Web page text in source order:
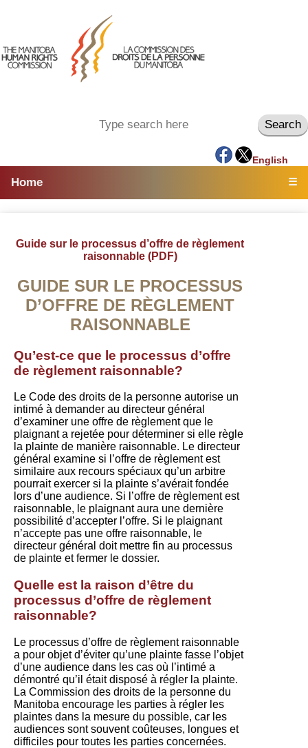
English
Home ☰
Guide sur le processus d’offre de règlement
raisonnable (PDF)
GUIDE SUR LE PROCESSUS
D’OFFRE DE RÈGLEMENT
RAISONNABLE
Qu’est-ce que le processus d’offre
de règlement raisonnable?
Le Code des droits de la personne autorise un
intimé à demander au directeur général
d’examiner une offre de règlement que le
plaignant a rejetée pour déterminer si elle règle
la plainte de manière raisonnable. Le directeur
général examine si l’offre de règlement est
similaire aux recours spéciaux qu’un arbitre
pourrait exercer si la plainte s’avérait fondée
lors d’une audience. Si l’offre de règlement est
raisonnable, le plaignant aura une dernière
possibilité d’accepter l’offre. Si le plaignant
n’accepte pas une offre raisonnable, le
directeur général doit mettre fin au processus
de plainte et fermer le dossier.
Quelle est la raison d’être du
processus d’offre de règlement
raisonnable?
Le processus d’offre de règlement raisonnable
a pour objet d’éviter qu’une plainte fasse l’objet
d’une audience dans les cas où l’intimé a
démontré qu’il était disposé à régler la plainte.
La Commission des droits de la personne du
Manitoba encourage les parties à régler les
plaintes dans la mesure du possible, car les
audiences sont souvent coûteuses, longues et
difficiles pour toutes les parties concernées.